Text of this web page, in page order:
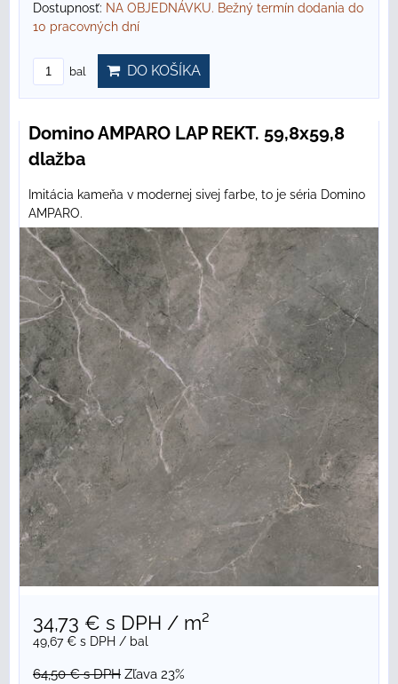
Dostupnosť: NA OBJEDNÁVKU. Bežný termín dodania do
10 pracovných dní
bal DO KOŠÍKA
Domino AMPARO LAP REKT. 59,8x59,8
dlažba
Imitácia kameňa v modernej sivej farbe, to je séria Domino
AMPARO.
34,73 € s DPH / m²
49,67 € s DPH / bal
64,50 €s DPH Zľava 23%